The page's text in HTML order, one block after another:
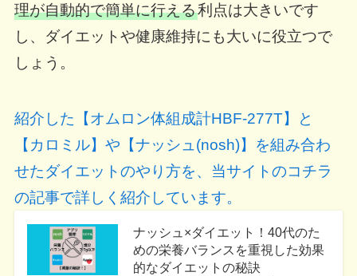
理が自動的で簡単に行える利点は大きいです
し、ダイエットや健康維持にも大いに役立つで
しょう。
紹介した【オムロン体組成計HBF-277T】と
【カロミル】や【ナッシュ(nosh)】を組み合わ
せたダイエットのやり方を、当サイトのコチラ
の記事で詳しく紹介しています。
ナッシュ×ダイエット！40代のた
めの栄養バランスを重視した効果
的なダイエットの秘訣